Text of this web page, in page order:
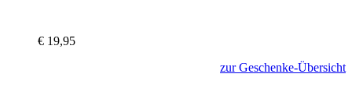
€ 19,95
zur Geschenke-Übersicht